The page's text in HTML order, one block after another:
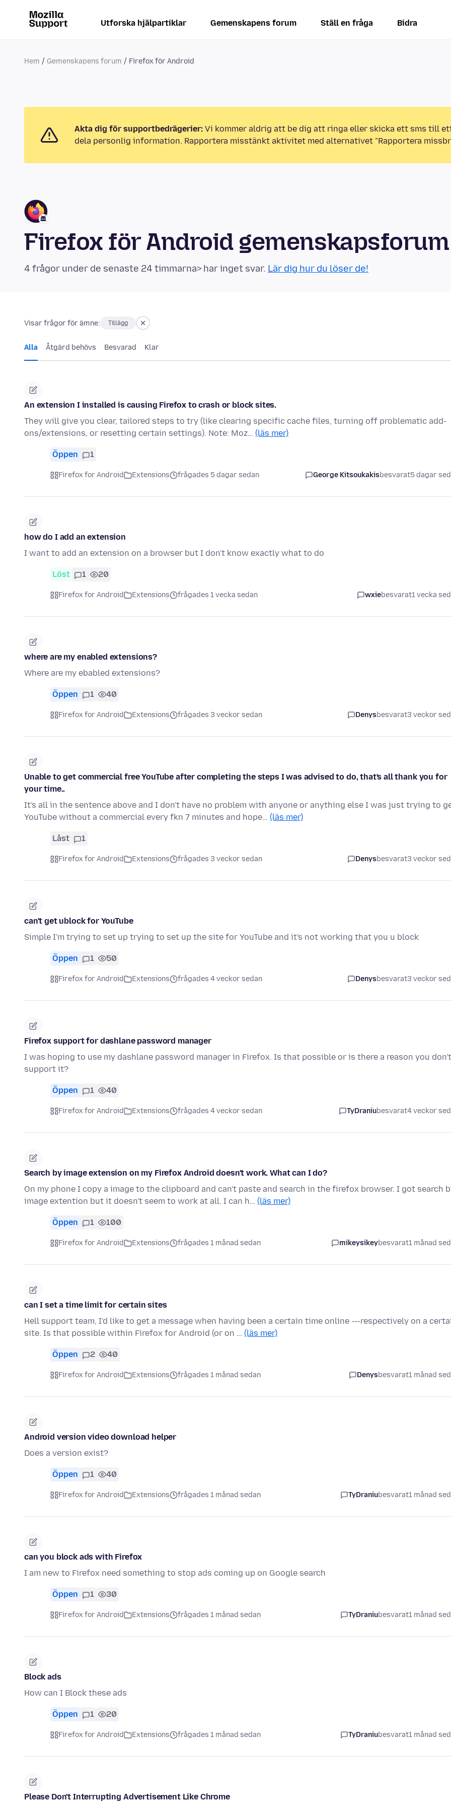
Utforska hjälpartiklar Gemenskapens forum Ställ en fråga Bidra
Hem Gemenskapens forum Firefox för Android
Akta dig för supportbedrägerier: Vi kommer aldrig att be dig att ringa eller skicka ett sms till
dela personlig information. Rapportera misstänkt aktivitet med alternativet "Rapportera
Firefox för Android gemenskapsforum
4 frågor under de senaste 24 timmarna> har inget svar. Lär dig hur du löser de!
Visar frågor för ämne: Tillägg
Alla Åtgärd behövs Besvarad Klar
An extension I installed is causing Firefox to crash or block sites.
They will give you clear, tailored steps to try (like clearing specific cache files, turning off problematic add-
ons/extensions, or resetting certain settings). Note: Moz… (läs mer)
Öppen 1
Firefox for Android Extensions frågades 5 dagar sedan George Kitsoukakisbesvarat5 dagar
how do I add an extension
I want to add an extension on a browser but I don't know exactly what to do
Löst 1 20
Firefox for Android Extensions frågades 1 vecka sedan wxiebesvarat1 vecka
where are my enabled extensions?
Where are my ebabled extensions?
Öppen 1 40
Firefox for Android Extensions frågades 3 veckor sedan Denysbesvarat3 veckor
Unable to get commercial free YouTube after completing the steps I was advised to do, that's all thank you for
your time..
It's all in the sentence above and I don't have no problem with anyone or anything else I was just trying to
YouTube without a commercial every fkn 7 minutes and hope… (läs mer)
Låst 1
Firefox for Android Extensions frågades 3 veckor sedan Denysbesvarat3 veckor
can't get ublock for YouTube
Simple I'm trying to set up trying to set up the site for YouTube and it's not working that you u block
Öppen 1 50
Firefox for Android Extensions frågades 4 veckor sedan Denysbesvarat3 veckor
Firefox support for dashlane password manager
I was hoping to use my dashlane password manager in Firefox. Is that possible or is there a reason you don't
support it?
Öppen 1 40
Firefox for Android Extensions frågades 4 veckor sedan TyDraniubesvarat4 veckor
Search by image extension on my Firefox Android doesn't work. What can I do?
On my phone I copy a image to the clipboard and can't paste and search in the firefox browser. I got search
image extention but it doesn't seem to work at all. I can h… (läs mer)
Öppen 1 100
Firefox for Android Extensions frågades 1 månad sedan mikeysikeybesvarat1 månad
can I set a time limit for certain sites
Hell support team, I'd like to get a message when having been a certain time online ---respectively on a
site. Is that possible within Firefox for Android (or on … (läs mer)
Öppen 2 40
Firefox for Android Extensions frågades 1 månad sedan Denysbesvarat1 månad
Android version video download helper
Does a version exist?
Öppen 1 40
Firefox for Android Extensions frågades 1 månad sedan TyDraniubesvarat1 månad
can you block ads with Firefox
I am new to Firefox need something to stop ads coming up on Google search
Öppen 1 30
Firefox for Android Extensions frågades 1 månad sedan TyDraniubesvarat1 månad
Block ads
How can I Block these ads
Öppen 1 20
Firefox for Android Extensions frågades 1 månad sedan TyDraniubesvarat1 månad
Please Don't Interrupting Advertisement Like Chrome